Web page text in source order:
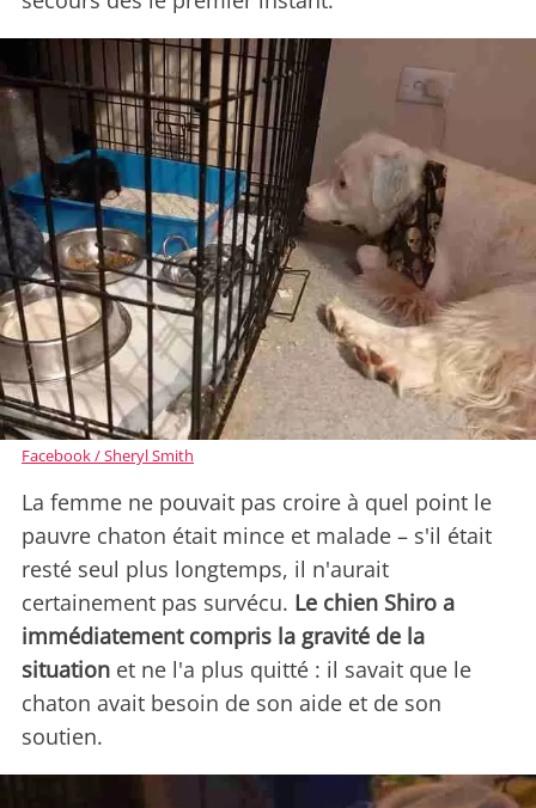
Facebook / Sheryl Smith
La femme ne pouvait pas croire à quel point le
pauvre chaton était mince et malade – s'il était
resté seul plus longtemps, il n'aurait
certainement pas survécu. Le chien Shiro a
immédiatement compris la gravité de la
situation et ne l'a plus quitté : il savait que le
chaton avait besoin de son aide et de son
soutien.